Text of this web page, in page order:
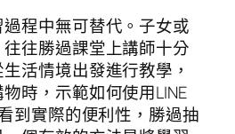
程中無可替代。子女或
往勝過課堂上講師十分
活情境出發進行教學，
時，示範如何使用LINE
到實際的便利性，勝過抽